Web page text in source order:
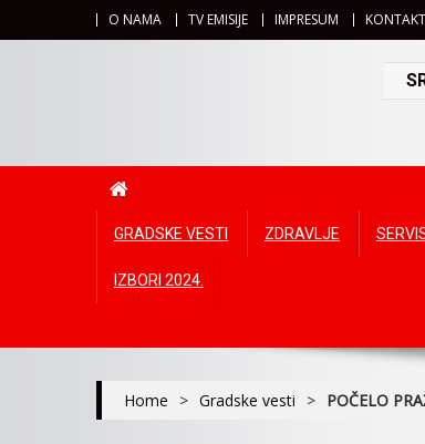
O NAMA TV EMISIJE IMPRESUM KONTAKT
GRADSKE VESTI ZDRAVLJE
IZBORI 2024.
Home > Gradske vesti > POČELO